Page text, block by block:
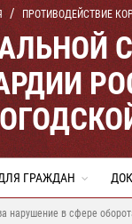
ПРОТИВОДЕЙСТВИЕ
ГРАЖДАН
нарушение в сфере